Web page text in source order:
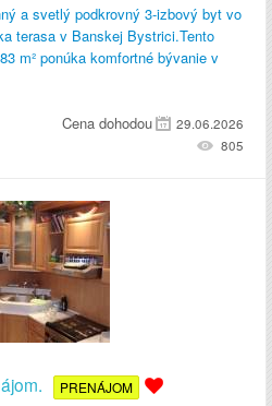
a svetlý podkrovný 3-izbový byt vo
terasa v Banskej Bystrici.Tento
m² ponúka komfortné bývanie v
Cena dohodou
29.06.2026
805
PRENÁJOM